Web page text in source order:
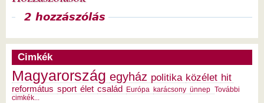
Megjelenítés
2 hozzászólás
Cimkék
Magyarország egyház politika közélet hit
református sport élet család Európa karácsony ünnep További
cimkék...